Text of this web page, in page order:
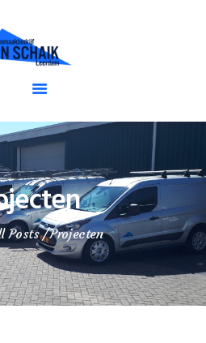
Posts Projecten
van Schaik
voor schoonmaak